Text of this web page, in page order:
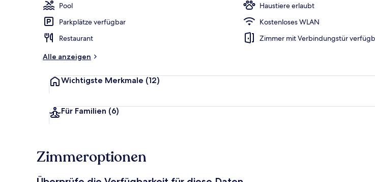
Pool
Haustiere erlaubt
Parkplätze verfügbar
Kostenloses WLAN
Restaurant
Zimmer mit Verbindungstür
Alle anzeigen
Wichtigste Merkmale (12)
Für Familien (6)
Zimmeroptionen